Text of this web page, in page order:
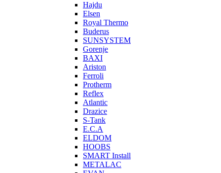
Hajdu
Elsen
Royal Thermo
Buderus
SUNSYSTEM
Gorenje
BAXI
Ariston
Ferroli
Protherm
Reflex
Atlantic
Drazice
S-Tank
E.C.A
ELDOM
HOOBS
SMART Install
METALAC